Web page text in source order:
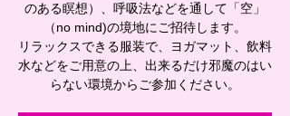
のある瞑想）、呼吸法などを通して「空」
（no mind)の境地にご招待します。
リラックスできる服装で、ヨガマット、飲料
水などをご用意の上、出来るだけ邪魔のはい
らない環境からご参加ください。